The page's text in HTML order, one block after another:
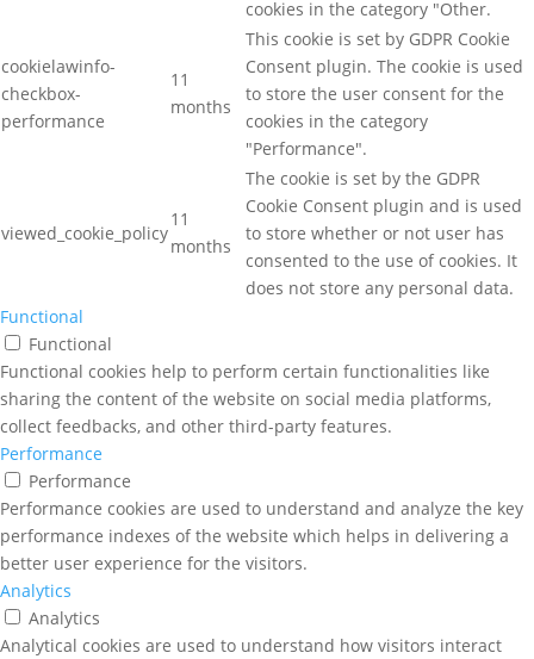
cookies in the category "Other.
cookielawinfo-
checkbox-
performance
11
months
This cookie is set by GDPR Cookie
Consent plugin. The cookie is used
to store the user consent for the
cookies in the category
"Performance".
viewed_cookie_policy
11
months
The cookie is set by the GDPR
Cookie Consent plugin and is used
to store whether or not user has
consented to the use of cookies. It
does not store any personal data.
Functional
Functional
Functional cookies help to perform certain functionalities like
sharing the content of the website on social media platforms,
collect feedbacks, and other third-party features.
Performance
Performance
Performance cookies are used to understand and analyze the key
performance indexes of the website which helps in delivering a
better user experience for the visitors.
Analytics
Analytics
Analytical cookies are used to understand how visitors interact